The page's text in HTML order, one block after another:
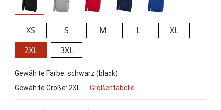
XS S M L
XL
2XL
3XL
Gewählte Farbe: schwarz (black)
Gewählte Größe: 2XL Größentabelle